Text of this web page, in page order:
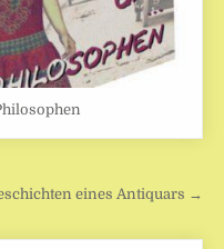
eines Antiquars →